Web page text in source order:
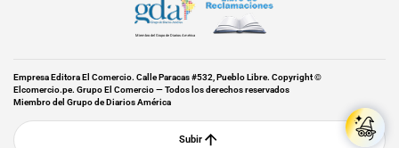
Miembro del Grupo de Diarios América
Empresa Editora El Comercio. Calle Paracas #532, Pueblo Libre. Copyright ©
Elcomercio.pe. Grupo El Comercio — Todos los derechos reservados
Miembro del Grupo de Diarios América
Subir